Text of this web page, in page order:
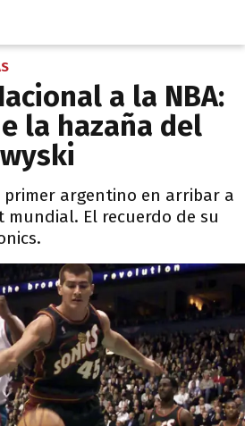
a la NBA:
la hazaña del
argentino en arribar a
El recuerdo de su